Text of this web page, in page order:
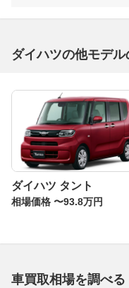
ダイハツの他モデ
ダイハツ タント
相場価格 〜93.8万円
車買取相場を調べる